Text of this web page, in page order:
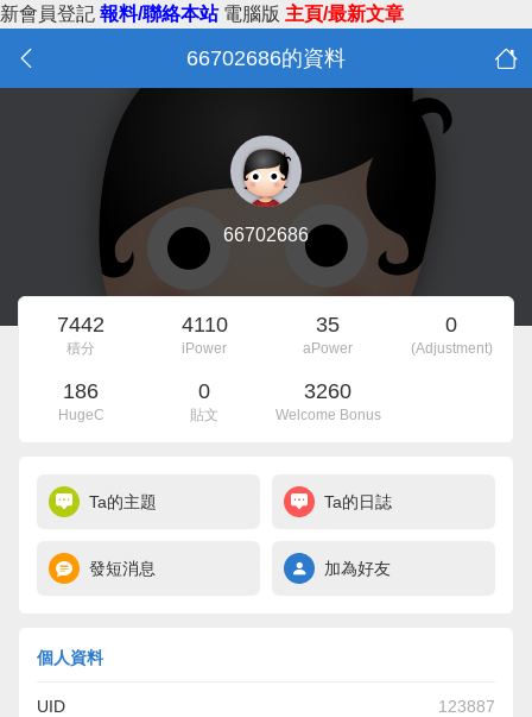
新會員登記 報料/聯絡本站 電腦版 主頁/最新文章
66702686的資料
66702686
7442
積分
4110
iPower
35
aPower
0
(Adjustment)
186
HugeC
0
貼文
3260
Welcome Bonus
Ta的主題 Ta的日誌
發短消息 加為好友
個人資料
UID 123887